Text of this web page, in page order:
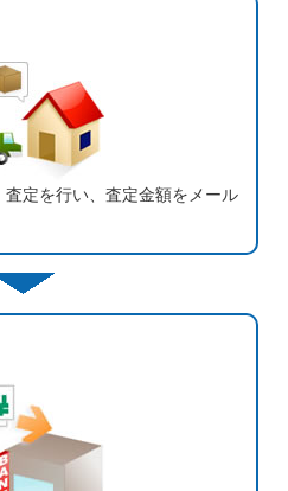
定を行い、査定金額をメール